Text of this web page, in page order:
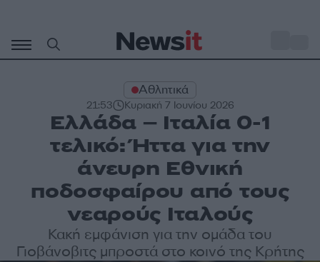
περιεχόμενο
Αθλητικά
21:53 Κυριακή 7 Ιουνίου 2026
Ελλάδα – Ιταλία 0-1
τελικό: Ήττα για την
άνευρη Εθνική
ποδοσφαίρου από τους
νεαρούς Ιταλούς
Κακή εμφάνιση για την ομάδα του
Γιοβάνοβιτς μπροστά στο κοινό της Κρήτης